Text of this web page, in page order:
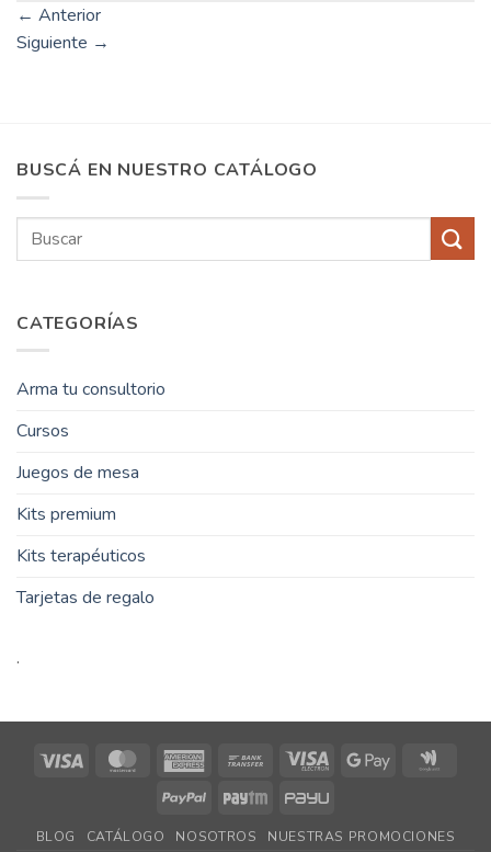
← Anterior
Siguiente →
BUSCÁ EN NUESTRO CATÁLOGO
Buscar
CATEGORÍAS
Arma tu consultorio
Cursos
Juegos de mesa
Kits premium
Kits terapéuticos
Tarjetas de regalo
.
Visa MasterCardAmerican
Bank
Visa
Google
PayPal Paytm PayU
BLOG CATÁLOGO NOSOTROS NUESTRAS PROMOCIONES